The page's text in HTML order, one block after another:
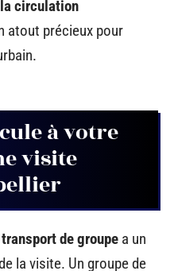
circulation
atout précieux pour
à votre
visite
de groupe a un
la visite. Un groupe de